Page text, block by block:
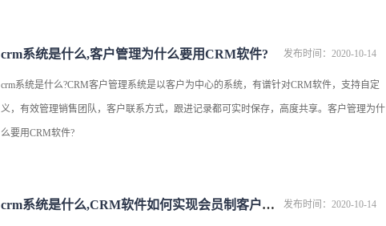
crm系统是什么,客户管理为什么要用CRM软件? 发布时间：2020-10-14
crm系统是什么?CRM客户管理系统是以客户为中心的系统，有谱针对CRM软件，支持自定
义，有效管理销售团队，客户联系方式，跟进记录都可实时保存，高度共享。客户管理为什
么要用CRM软件?
crm系统是什么,CRM软件如何实现会员制客户管理? 发布时间：2020-10-14